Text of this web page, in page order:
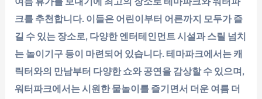
크를 추천합니다. 이들은 어린이부터 어른까지 모두가 즐
길 수 있는 장소로, 다양한 엔터테인먼트 시설과 스릴 넘치
는 놀이기구 등이 마련되어 있습니다. 테마파크에서는 캐
릭터와의 만남부터 다양한 쇼와 공연을 감상할 수 있으며,
워터파크에서는 시원한 물놀이를 즐기면서 더운 여름 더